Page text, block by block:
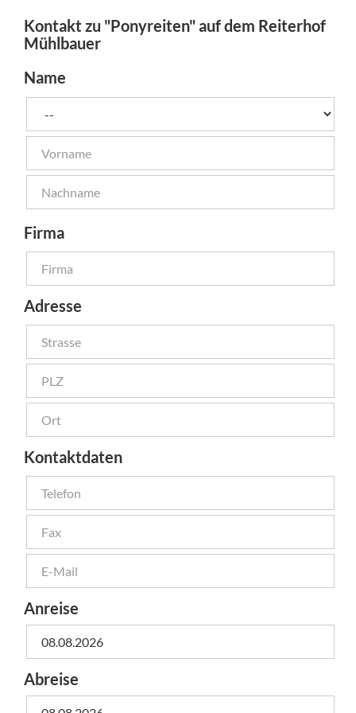
Kontakt zu "Ponyreiten" auf dem Reiterhof
Mühlbauer
Name
Firma
Adresse
Kontaktdaten
Anreise
Abreise